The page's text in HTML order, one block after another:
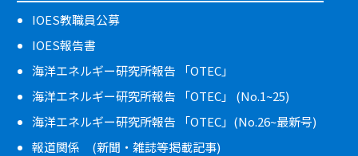
IOES教職員公募
IOES報告書
海洋エネルギー研究所報告 「OTEC」
海洋エネルギー研究所報告 「OTEC」 (No.1~25)
海洋エネルギー研究所報告 「OTEC」(No.26~最新号)
報道関係 (新聞・雑誌等掲載記事)